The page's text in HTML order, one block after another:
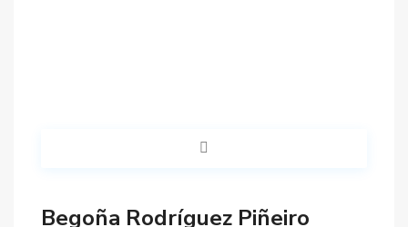
Begoña Rodríguez Piñeiro